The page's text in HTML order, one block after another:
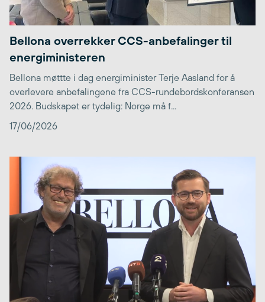
Bellona overrekker CCS-anbefalinger til
energiministeren
Bellona møttte i dag energiminister Terje Aasland for å
overlevere anbefalingene fra CCS-rundebordskonferansen
2026. Budskapet er tydelig: Norge må f...
17/06/2026